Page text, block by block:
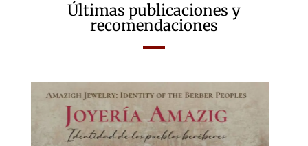
Últimas publicaciones y
recomendaciones